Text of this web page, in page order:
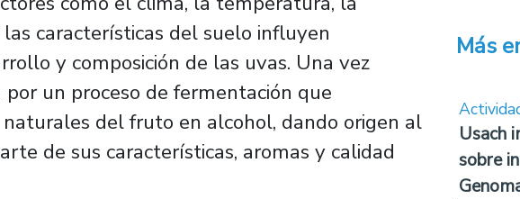
características del suelo influyen
y composición de las uvas. Una vez
por un proceso de fermentación que
del fruto en alcohol, dando origen al
de sus características, aromas y calidad
Más
Usach
sobre